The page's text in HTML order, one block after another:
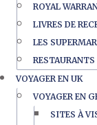
ROYAL
LIVRES DE
LES
VOYAGER EN UK
VOYAGER EN
SITES À